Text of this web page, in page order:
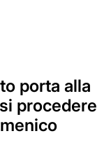
porta alla
procedere